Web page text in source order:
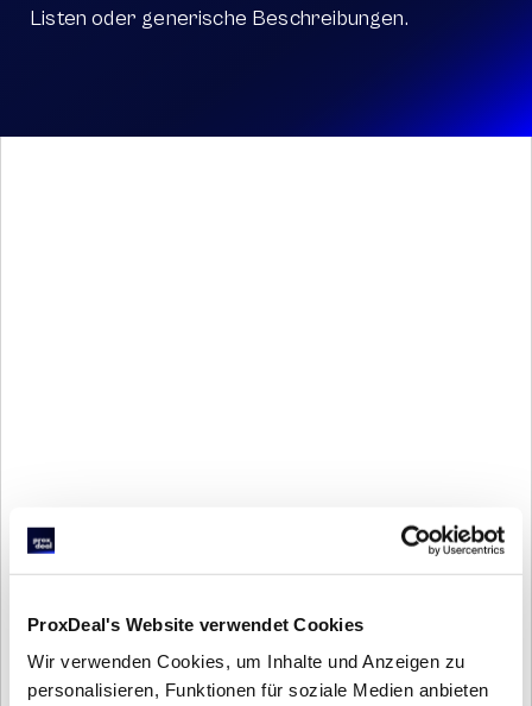
ProxDeal's Website verwendet Cookies
Wir verwenden Cookies, um Inhalte und Anzeigen zu
personalisieren, Funktionen für soziale Medien anbieten
Listen oder generische Beschreibungen.
Mehrwerte